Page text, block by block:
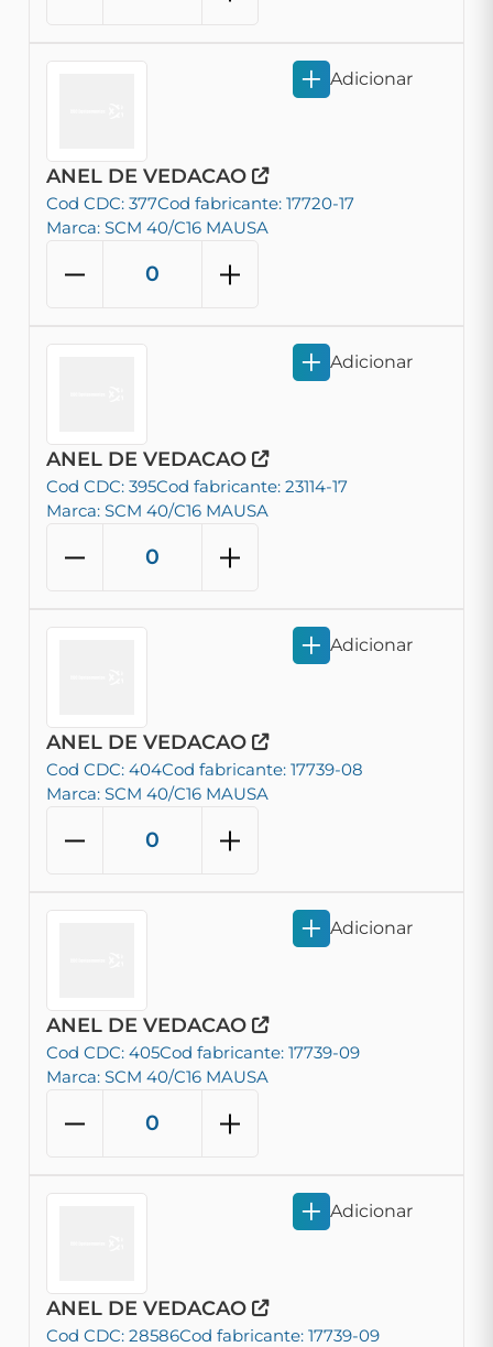
ANEL DE VEDACAO
Cod CDC: 377Cod fabricante: 17720-17
Marca: SCM 40/C16 MAUSA
Adicionar
ANEL DE VEDACAO
Cod CDC: 395Cod fabricante: 23114-17
Marca: SCM 40/C16 MAUSA
Adicionar
ANEL DE VEDACAO
Cod CDC: 404Cod fabricante: 17739-08
Marca: SCM 40/C16 MAUSA
Adicionar
ANEL DE VEDACAO
Cod CDC: 405Cod fabricante: 17739-09
Marca: SCM 40/C16 MAUSA
Adicionar
ANEL DE VEDACAO
Cod CDC: 28586Cod fabricante: 17739-09
Adicionar